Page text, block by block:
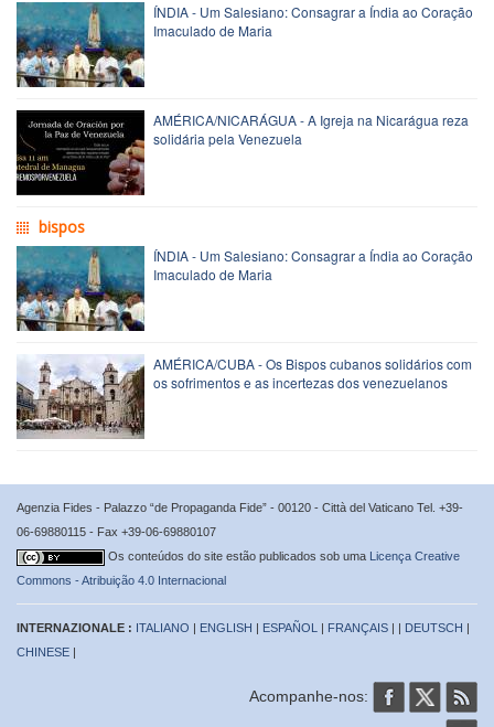
ÍNDIA - Um Salesiano: Consagrar a Índia ao Coração
Imaculado de Maria
AMÉRICA/NICARÁGUA - A Igreja na Nicarágua reza
solidária pela Venezuela
bispos
ÍNDIA - Um Salesiano: Consagrar a Índia ao Coração
Imaculado de Maria
AMÉRICA/CUBA - Os Bispos cubanos solidários com
os sofrimentos e as incertezas dos venezuelanos
Agenzia Fides - Palazzo “de Propaganda Fide” - 00120 - Città del Vaticano Tel. +39-
06-69880115 - Fax +39-06-69880107
Os conteúdos do site estão publicados sob uma Licença Creative
Commons - Atribuição 4.0 Internacional
INTERNAZIONALE : ITALIANO | ENGLISH | ESPAÑOL | FRANÇAIS | | DEUTSCH |
CHINESE |
Acompanhe-nos: